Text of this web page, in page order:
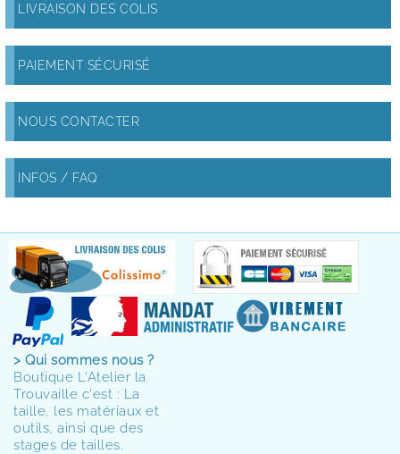
LIVRAISON DES COLIS
PAIEMENT SÉCURISÉ
NOUS CONTACTER
INFOS / FAQ
> Qui sommes nous ?
Boutique L'Atelier la
Trouvaille c'est : La
taille, les matériaux et
outils, ainsi que des
stages de tailles.